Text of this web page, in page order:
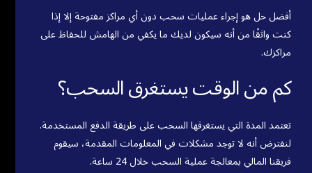
أفضل حل هو إجراء عمليات سحب دون أي مراكز مفتوحة إلا إذا
كنت واثقًا من أنه سيكون لديك ما يكفي من الهامش للحفاظ على
مراكزك.
كم من الوقت يستغرق السحب؟
تعتمد المدة التي يستغرقها السحب على طريقة الدفع المستخدمة.
لنفترض أنه لا توجد مشكلات في المعلومات المقدمة، سيقوم
فريقنا المالي بمعالجة عملية السحب خلال 24 ساعة.